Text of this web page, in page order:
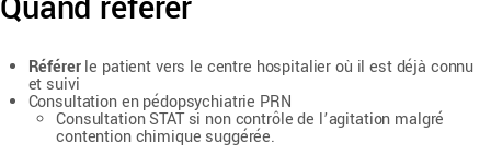
Référerle patient vers le centre hospitalier où il est déjà connu
et suivi
Consultation en pédopsychiatrie PRN
Consultation STAT si non contrôle de l’agitation malgré
contention chimique suggérée.